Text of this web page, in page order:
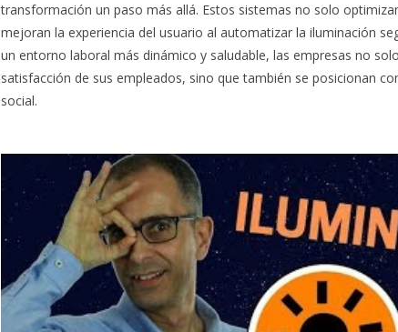
transformación un paso más allá. Estos sistemas no solo
mejoran la experiencia del usuario al automatizar la iluminación
un entorno laboral más dinámico y saludable, las empresas no
satisfacción de sus empleados, sino que también se posicionan
social.